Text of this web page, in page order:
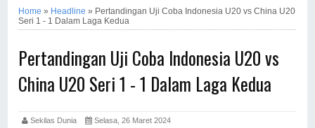
Home » Headline » Pertandingan Uji Coba Indonesia U20 vs China U20
Seri 1 - 1 Dalam Laga Kedua
Pertandingan Uji Coba Indonesia U20 vs
China U20 Seri 1 - 1 Dalam Laga Kedua
Sekilas Dunia Selasa, 26 Maret 2024